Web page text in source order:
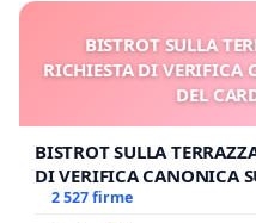
BISTROT SULLA
RICHIESTA DI VERIFICA
DEL
BISTROT SULLA
DI VERIFICA CANONICA
GAMBETTI
2 527 firme